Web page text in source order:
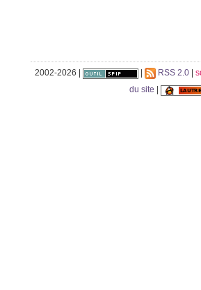
2002-2026 | RSS 2.0
du site